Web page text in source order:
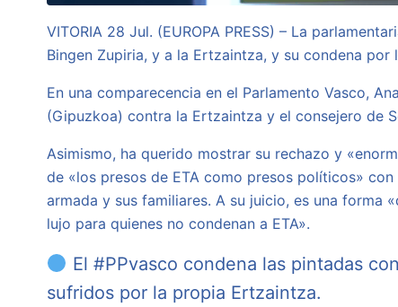
VITORIA 28 Jul. (EUROPA PRESS) – La
Bingen Zupiria, y a la Ertzaintza, y su condena
En una comparecencia en el Parlamento Vasco,
(Gipuzkoa) contra la Ertzaintza y el consejero de
Asimismo, ha querido mostrar su rechazo y
de «los presos de ETA como presos políticos»
armada y sus familiares. A su juicio, es una forma
lujo para quienes no condenan a ETA».
El #PPvasco condena las pintadas
sufridos por la propia Ertzaintza.